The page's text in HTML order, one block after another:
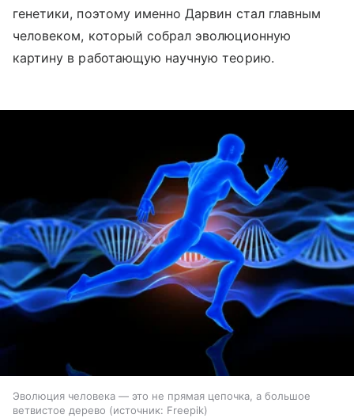
генетики, поэтому именно Дарвин стал главным
человеком, который собрал эволюционную
картину в работающую научную теорию.
Эволюция человека — это не прямая цепочка, а большое
ветвистое дерево
источник: Freepik